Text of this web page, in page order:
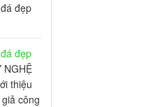
đẹp
đẹp
NGHỆ
thiệu
công